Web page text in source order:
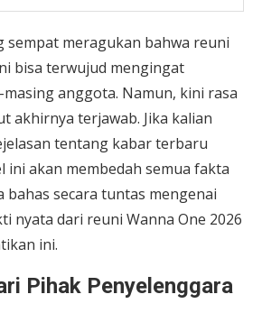
sempat meragukan bahwa reuni
bisa terwujud mengingat
anggota. Namun, kini rasa
akhirnya terjawab. Jika kalian
tentang kabar terbaru
ini akan membedah semua fakta
bahas secara tuntas mengenai
nyata dari reuni Wanna One 2026
ini.
Pihak Penyelenggara